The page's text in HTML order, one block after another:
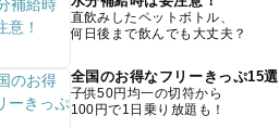
直飲みしたペットボトル、
何日後まで飲んでも大丈夫？
全国のお得なフリーきっぷ15選
子供50円均一の切符から
100円で1日乗り放題も！